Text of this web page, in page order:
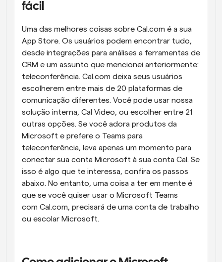
fácil
Uma das melhores coisas sobre Cal.com é a sua
App Store. Os usuários podem encontrar tudo,
desde integrações para análises a ferramentas de
CRM e um assunto que mencionei anteriormente:
teleconferência. Cal.com deixa seus usuários
escolherem entre mais de 20 plataformas de
comunicação diferentes. Você pode usar nossa
solução interna, Cal Video, ou escolher entre 21
outras opções. Se você adora produtos da
Microsoft e prefere o Teams para
teleconferência, leva apenas um momento para
conectar sua conta Microsoft à sua conta Cal. Se
isso é algo que te interessa, confira os passos
abaixo. No entanto, uma coisa a ter em mente é
que se você quiser usar o Microsoft Teams
com Cal.com, precisará de uma conta de trabalho
ou escolar Microsoft.